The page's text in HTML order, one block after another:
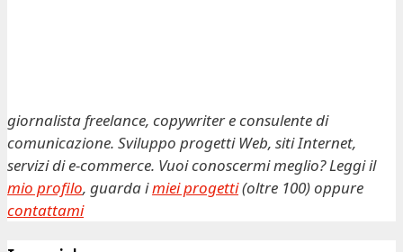
giornalista freelance, copywriter e consulente di
comunicazione. Sviluppo progetti Web, siti Internet,
servizi di e-commerce. Vuoi conoscermi meglio? Leggi il
mio profilo, guarda imiei progetti(oltre 100) oppure
contattami